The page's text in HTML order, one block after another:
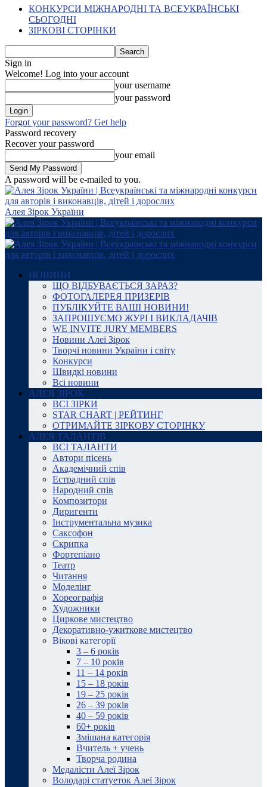
КОНКУРСИ МІЖНАРОДНІ ТА ВСЕУКРАЇНСЬКІ
СЬОГОДНІ
ЗІРКОВІ СТОРІНКИ
Sign in
Welcome! Log into your account
your username
your password
Forgot your password? Get help
Password recovery
Recover your password
your email
A password will be e-mailed to you.
Алея Зірок України
НОВИНИ
ЩО ВІДБУВАЄТЬСЯ ЗАРАЗ?
ФОТОГАЛЕРЕЯ ПРИЗЕРІВ
ПУБЛІКУЙТЕ ВАШІ НОВИНИ!
ЗАПРОШУЄМО ЖУРІ І ВИКЛАДАЧІВ
WE INVITE JURY MEMBERS
Новини Алеї Зірок
Творчі новини України і світу
Конкурси
Швидкі новини
Всі новини
АЛЕЯ ЗІРОК
ВСІ ЗІРКИ
STAR CHART | РЕЙТИНГ
ОТРИМАЙТЕ ЗІРКОВУ СТОРІНКУ
АЛЕЯ ТАЛАНТІВ
ВСІ ТАЛАНТИ
Автори пісень
Академічний спів
Естрадний спів
Народний спів
Композитори
Диригенти
Інструментальна музика
Саксофон
Скрипка
Фортепіано
Театр
Читання
Моделінг
Хореографія
Художники
Циркове мистецтво
Декоративно-ужиткове мистецтво
Вікові категорії
3 – 6 років
7 – 10 років
11 – 14 років
15 – 18 років
19 – 25 років
26 – 39 років
40 – 59 років
60+ років
Змішана категорія
Вчитель + учень
Творча родина
Медалісти Алеї Зірок
Володарі статуеток Алеї Зірок